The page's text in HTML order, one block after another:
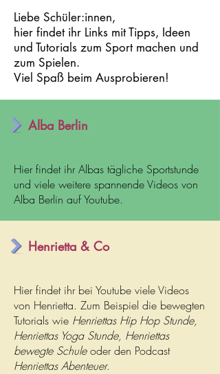
Liebe Schüler:innen,
hier findet ihr Links mit Tipps, Ideen
und Tutorials zum Sport machen und
zum Spielen.
Viel Spaß beim Ausprobieren!
Alba Berlin
Hier findet ihr Albas tägliche Sportstunde
und viele weitere spannende Videos von
Alba Berlin auf Youtube.
Henrietta & Co
Hier findet ihr bei Youtube viele Videos
von Henrietta. Zum Beispiel die bewegten
Tutorials wie Henriettas Hip Hop Stunde,
Henriettas Yoga Stunde, Henriettas
bewegte Schuleoder den Podcast
Henriettas Abenteuer.